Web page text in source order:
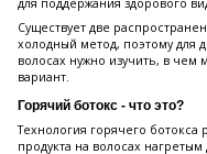
для поддержания здорового
Существует две
холодный метод, поэтому для
волосах нужно изучить, в
вариант.
Горячий ботокс - что это?
Технология горячего ботокса
продукта на волосах